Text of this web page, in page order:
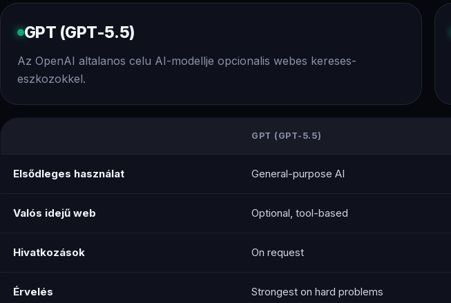
GPT (GPT-5.5)
Az OpenAI altalanos celu AI-modellje opcionalis webes kereses-
eszkozokkel.
GPT (GPT-5.5)
Elsődleges használat General-purpose AI
Valós idejű web Optional, tool-based
Hivatkozások On request
Érvelés Strongest on hard problems